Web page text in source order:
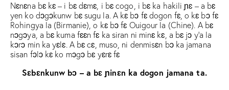
Nɛnɛna bɛ kɛ – i bɛ dɛmɛ, i bɛ cogo, i bɛ ka hakili ɲɛ – a bɛ
yen ko dɔgɔkunw bɛ sugu la. A kɛ bɔ fɛ dogon fɛ, o kɛ bɔ fɛ
Rohingya la (Birmanie), o kɛ bɔ fɛ Ouigour la (Chine). A bɛ
nɔgɔya, a bɛ kuma fɛɛn fɛ ka siran ni minɛ kɛ, a bɛ jɔ y’a la
kɔrɔ min ka yɛlɛ. A bɛ cɛ, muso, ni denmisɛn bɔ ka jamana
sisan fɔlɔ kɛ ko mɔgɔ bɛ yɛrɛ fɛ
Sɛbɛnkunw bɔ – a bɛ ɲinɛn ka dogon jamana ta.